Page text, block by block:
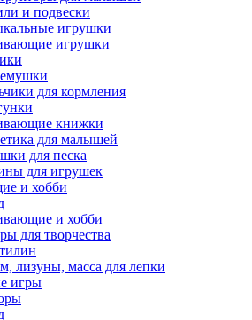
и подвески
игрушки
игрушки
для кормления
книжки
для малышей
для песка
для игрушек
и хобби
и хобби
для творчества
лизуны, масса для лепки
игры